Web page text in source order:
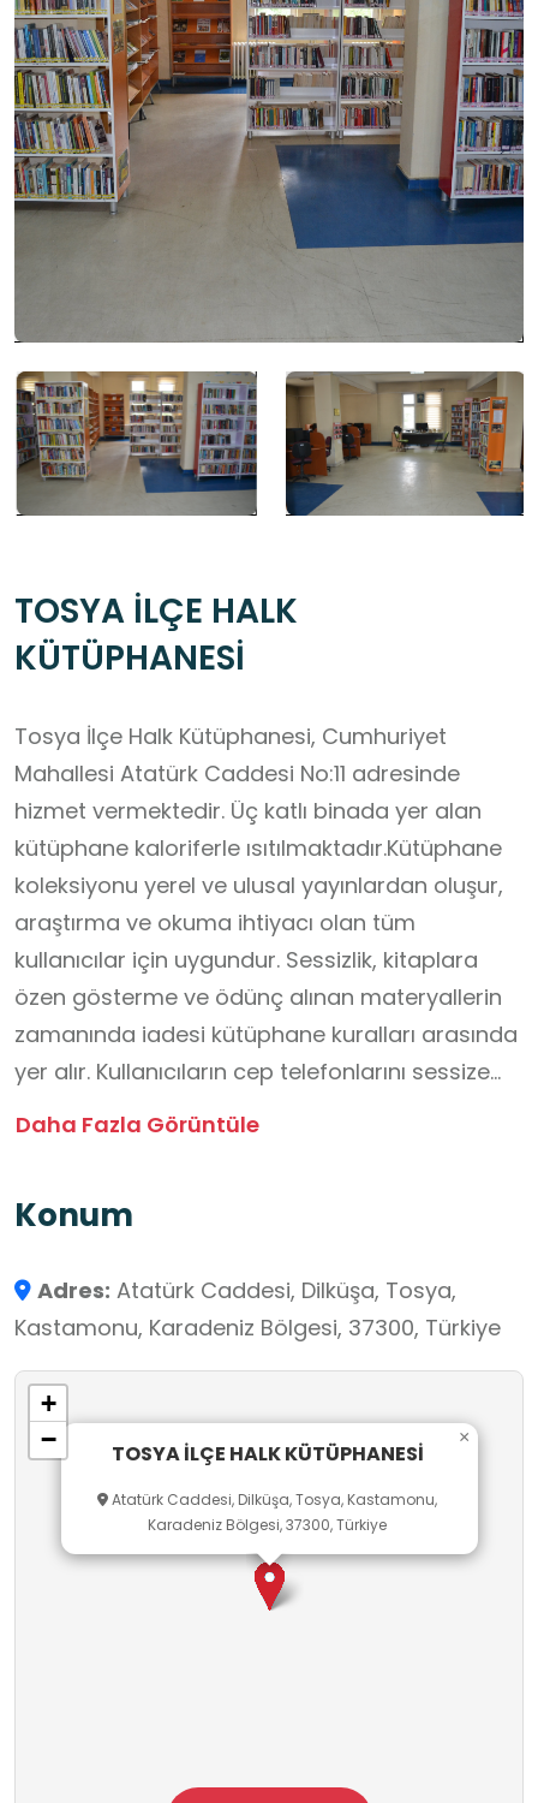
TOSYA İLÇE HALK
KÜTÜPHANESİ
Tosya İlçe Halk Kütüphanesi, Cumhuriyet
Mahallesi Atatürk Caddesi No:11 adresinde
hizmet vermektedir. Üç katlı binada yer alan
kütüphane kaloriferle ısıtılmaktadır.Kütüphane
koleksiyonu yerel ve ulusal yayınlardan oluşur,
araştırma ve okuma ihtiyacı olan tüm
kullanıcılar için uygundur. Sessizlik, kitaplara
özen gösterme ve ödünç alınan materyallerin
zamanında iadesi kütüphane kuralları arasında
yer alır. Kullanıcıların cep telefonlarını sessize
almaları ve ortak alanlara zarar vermemeleri
hizmet vermektedir. Okuma alışkanlığını
gibi çeşitli faaliyetler düzenlenmiştir.
Daha Fazla Görüntüle
Konum
Adres: Atatürk Caddesi, Dilküşa, Tosya,
Kastamonu, Karadeniz Bölgesi, 37300, Türkiye
TOSYA İLÇE HALK KÜTÜPHANESİ
Atatürk Caddesi, Dilküşa, Tosya, Kastamonu,
Karadeniz Bölgesi, 37300, Türkiye
×
+
−